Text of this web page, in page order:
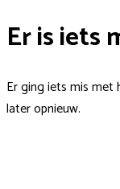
Er is iets
Er ging iets mis met
later opnieuw.